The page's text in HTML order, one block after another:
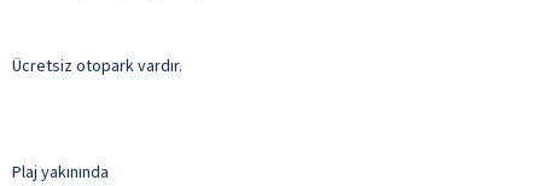
Ücretsiz otopark vardır.
Plaj yakınında